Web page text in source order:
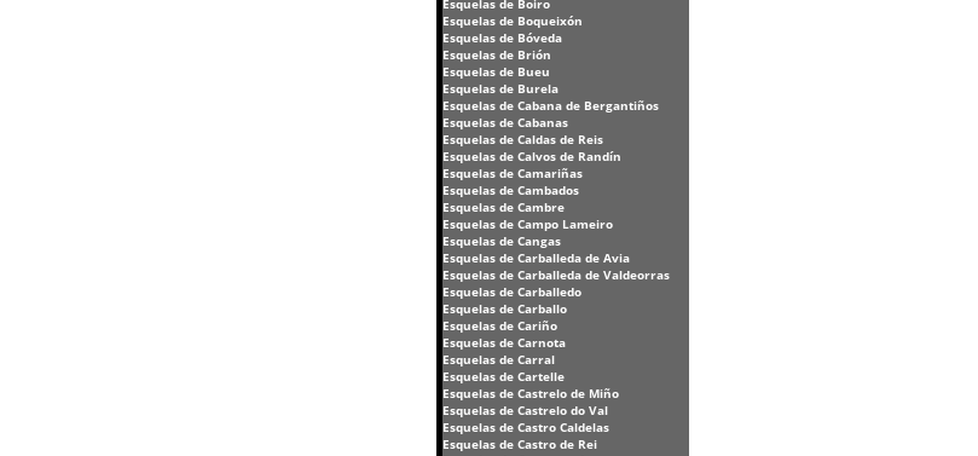
Esquelas de Boiro
Esquelas de Boqueixón
Esquelas de Bóveda
Esquelas de Brión
Esquelas de Bueu
Esquelas de Burela
Esquelas de Cabana de Bergantiños
Esquelas de Cabanas
Esquelas de Caldas de Reis
Esquelas de Calvos de Randín
Esquelas de Camariñas
Esquelas de Cambados
Esquelas de Cambre
Esquelas de Campo Lameiro
Esquelas de Cangas
Esquelas de Carballeda de Avia
Esquelas de Carballeda de Valdeorras
Esquelas de Carballedo
Esquelas de Carballo
Esquelas de Cariño
Esquelas de Carnota
Esquelas de Carral
Esquelas de Cartelle
Esquelas de Castrelo de Miño
Esquelas de Castrelo do Val
Esquelas de Castro Caldelas
Esquelas de Castro de Rei